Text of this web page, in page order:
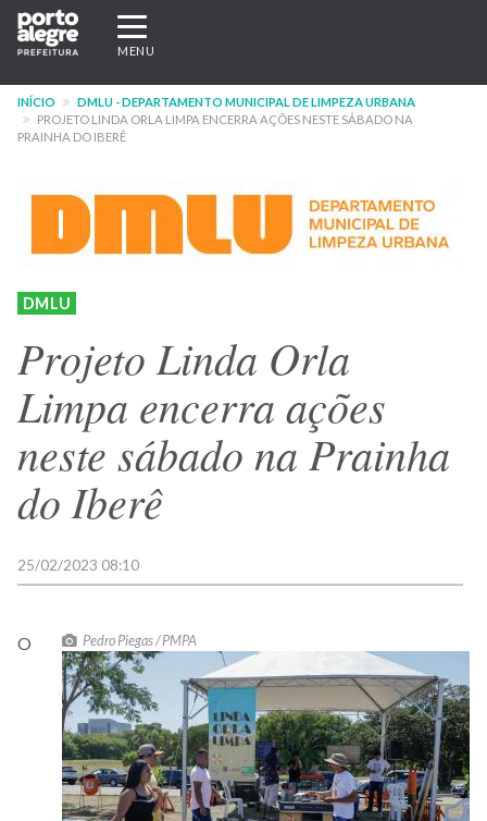
Pular
para
conteúdo
principal
Expandir/recolher
navegação
MENU
INÍCIO
DMLU - DEPARTAMENTO MUNICIPAL DE LIMPEZA URBANA
PROJETO LINDA ORLA LIMPA ENCERRA AÇÕES NESTE SÁBADO NA
PRAINHA DO IBERÊ
DMLU
Projeto Linda Orla
Limpa encerra ações
neste sábado na Prainha
do Iberê
25/02/2023 08:10
Pedro Piegas / PMPA
O